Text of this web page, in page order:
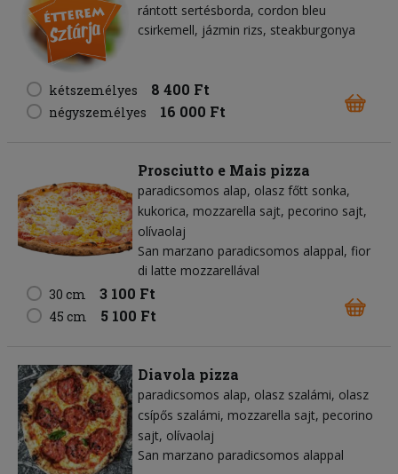
rántott sertésborda, cordon bleu
csirkemell, jázmin rizs, steakburgonya
kétszemélyes 8 400 Ft
négyszemélyes 16 000 Ft
Prosciutto e Mais pizza
paradicsomos alap olasz főtt sonka
kukorica mozzarella sajt pecorino sajt
olívaolaj
San marzano paradicsomos alappal, fior
di latte mozzarellával
30 cm
3 100 Ft
45 cm 5 100 Ft
Diavola pizza
paradicsomos alap olasz szalámi olasz
csípős szalámi mozzarella sajt pecorino
sajt olívaolaj
San marzano paradicsomos alappal